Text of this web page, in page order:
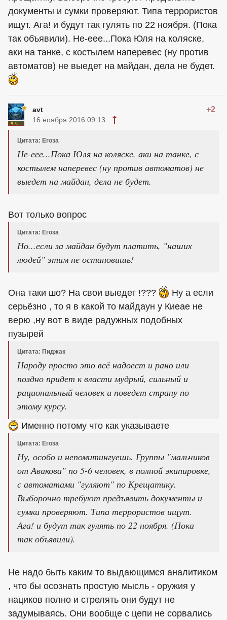
документы и сумки проверяют. Типа террористов
ищут. Ага! и будут так гулять по 22 ноября. (Пока
так объявили). Не-еее...Пока Юля на коляске,
аки на танке, с костылем наперевес (ну против
автоматов) не выедет на майдан, дела не будет.
avt +2
16 ноября 2016 09:13
Цитата: Егоза
Не-еее...Пока Юля на коляске, аки на танке, с
костылем наперевес (ну против автоматов) не
выедет на майдан, дела не будет.
Вот только вопрос
Цитата: Егоза
Но...если за майдан будут платить, "наших
людей" этим не остановишь!
Она таки шо? На свои выедет !???
Ну а если
серьёзно , то я в какой то майдаун у Киеае не
верю ,ну вот в виде радужных подобных
пузырей
Цитата: Пиджак
Народу просто это всё надоест и рано или
поздно придет к власти мудрый, сильный и
рациональный человек и поведет страну по
этому курсу.
Именно потому что как указываете
Цитата: Егоза
Ну, особо и непомитингуешь. Группы "мальчиков
от Авакова" по 5-6 человек, в полной экипировке,
с автоматами "гуляют" по Крещатику.
Выборочно требуют предъявить документы и
сумки проверяют. Типа террористов ищут.
Ага! и будут так гулять по 22 ноября. (Пока
так объявили).
Не надо быть каким то выдающимся аналитиком
, что бы осознать простую мысль - оружия у
нациков полно и стрелять они будут не
задумываясь. Они вообще с цепи не сорвались